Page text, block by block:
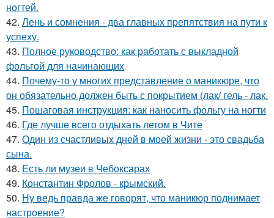
ногтей.
42. Лень и сомнения - два главных препятствия на пути к
успеху.
43. Полное руководство: как работать с выкладной
фольгой для начинающих
44. Почему-то у многих представление о маникюре, что
он обязательно должен быть с покрытием (лак/ гель - лак.
45. Пошаговая инструкция: как наносить фольгу на ногти
46. Где лучше всего отдыхать летом в Чите
47. Один из счастливых дней в моей жизни - это свадьба
сына.
48. Есть ли музеи в Чебоксарах
49. Константин Фролов - крымский.
50. Ну ведь правда же говорят, что маникюр поднимает
настроение?